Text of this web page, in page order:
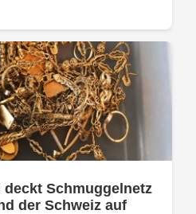
Schmuggelnetz
der Schweiz auf